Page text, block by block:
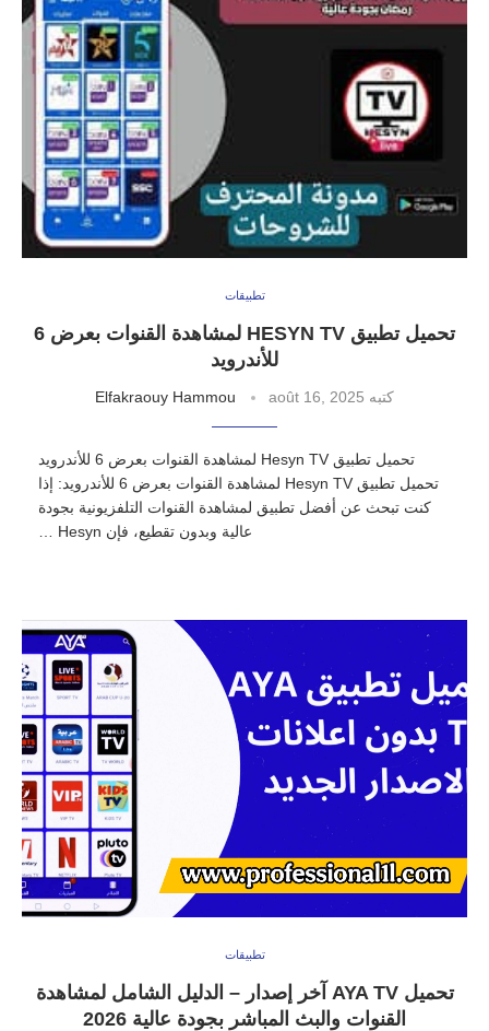
تطبيقات
تحميل تطبيق HESYN TV لمشاهدة القنوات بعرض 6
للأندرويد
كتبه Elfakraouy Hammou août 16, 2025
تحميل تطبيق Hesyn TV لمشاهدة القنوات بعرض 6 للأندرويد
تحميل تطبيق Hesyn TV لمشاهدة القنوات بعرض 6 للأندرويد: إذا
كنت تبحث عن أفضل تطبيق لمشاهدة القنوات التلفزيونية بجودة
عالية وبدون تقطيع، فإن Hesyn …
تطبيقات
تحميل AYA TV آخر إصدار – الدليل الشامل لمشاهدة
القنوات والبث المباشر بجودة عالية 2026